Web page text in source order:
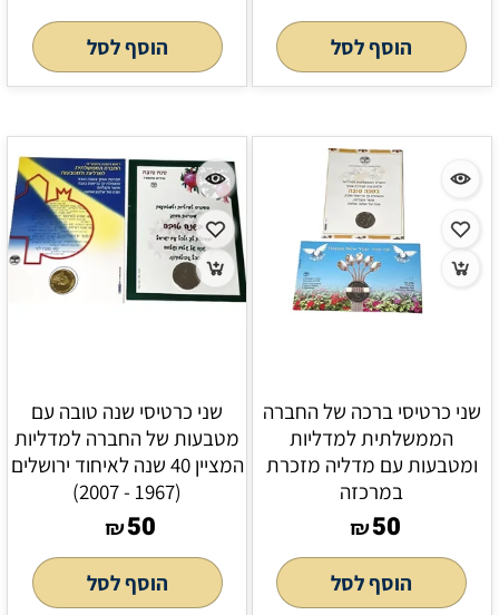
הוסף לסל הוסף לסל
שני כרטיסי ברכה של החברה
הממשלתית למדליות
ומטבעות עם מדליה מזכרת
במרכזה
₪50
הוסף לסל
שני כרטיסי שנה טובה עם
מטבעות של החברה למדליות
המציין 40 שנה לאיחוד ירושלים
(1967 - 2007)
₪50
הוסף לסל